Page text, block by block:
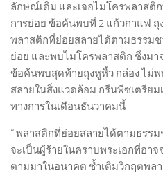
ลักษณ์เดิม และเจอไมโครพลาส
การย่อย ข้อค้นพบที่ 2 แก้วกาแฟ ถุ
พลาสติกที่ย่อยสลายได้ตามธรรม
ย่อย และพบไมโครพลาสติก ซึ่งม
ข้อค้นพบสุดท้ายถุงหูหิ้ว กล่อง ไม่
สลายในสิ่งแวดล้อม กรีนพีซเตรียม
ทางการในเดือนธันวาคมนี้
“ พลาสติกที่ย่อยสลายได้ตามธรรม
จะเป็นผู้ร้ายในคราบพระเอกที่อา
ตามมาในอนาคต ซ้ำเติมวิกฤตพล